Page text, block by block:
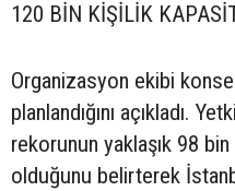
120 BİN KİŞİLİK
Organizasyon ekibi
planlandığını açıkladı.
rekorunun yaklaşık 98
olduğunu belirterek